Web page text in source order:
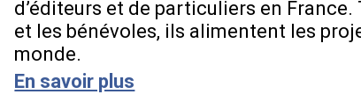
d’éditeurs et de particuliers en
et les bénévoles, ils alimentent les
monde.
En savoir plus